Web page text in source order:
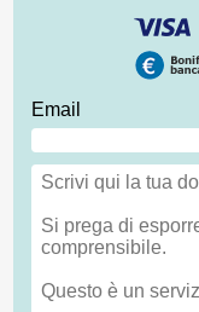
Email